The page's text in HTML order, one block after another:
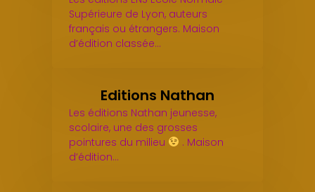
Supérieure de Lyon, auteurs
français ou étrangers. Maison
d’édition classée…
Editions Nathan
Les éditions Nathan jeunesse,
scolaire, une des grosses
pointures du milieu
. Maison
d’édition…